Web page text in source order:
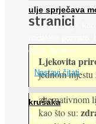
ulje sprječava
Maslinovo ulje,
dalje. Njihovo ...
Nastavi čitati
krušaka
Pri podizanju
stranici
Ljekovita
jednom
alternativnom
kao što su: